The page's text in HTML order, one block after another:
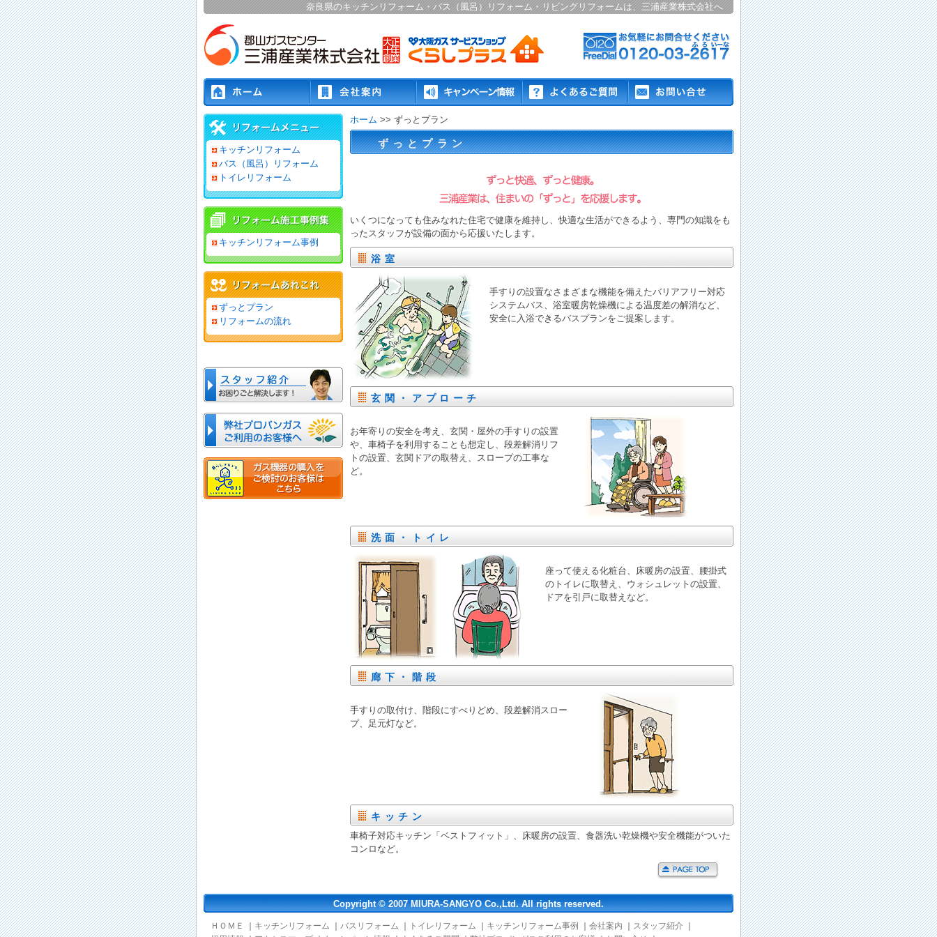
奈良県のキッチンリフォーム・バス（風呂）リフォーム・リビングリフォームは、三浦産業株式会社へ
ホーム >> ずっとプラン
ずっとプラン
いくつになっても住みなれた住宅で健康を維持し、快適な生活ができるよう、専門の知識をも
ったスタッフが設備の面から応援いたします。
浴室
手すりの設置なさまざまな機能を備えたバリアフリー対応
システムバス、浴室暖房乾燥機による温度差の解消など、
安全に入浴できるバスプランをご提案します。
玄関・アプローチ
お年寄りの安全を考え、玄関・屋外の手すりの設置
や、車椅子を利用することも想定し、段差解消リフ
トの設置、玄関ドアの取替え、スロープの工事な
ど。
洗面・トイレ
座って使える化粧台、床暖房の設置、腰掛式
のトイレに取替え、ウォシュレットの設置、
ドアを引戸に取替えなど。
廊下・階段
手すりの取付け、階段にすべりどめ、段差解消スロー
プ、足元灯など。
キッチン
車椅子対応キッチン「ベストフィット」、床暖房の設置、食器洗い乾燥機や安全機能がついた
コンロなど。
キッチンリフォーム
バス（風呂）リフォーム
トイレリフォーム
キッチンリフォーム事例
ずっとプラン
リフォームの流れ
Copyright © 2007 MIURA-SANGYO Co.,Ltd. All rights reserved.
ＨＯＭＥ キッチンリフォーム バスリフォーム トイレリフォーム キッチンリフォーム事例 会社案内 スタッフ紹介